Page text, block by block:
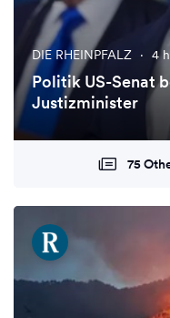
DIE RHEINPFALZ · 4
Politik US-Senat
Justizminister
75